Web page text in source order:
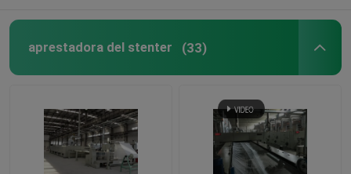
Gama del fregado y del blanqueo
Cadena de producción de la fibra de grapa de poliéster
aprestadora del stenter (33)